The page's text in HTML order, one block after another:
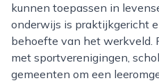
kunnen toepassen in
onderwijs is praktijkgericht
behoefte van het werkveld.
met sportverenigingen,
gemeenten om een